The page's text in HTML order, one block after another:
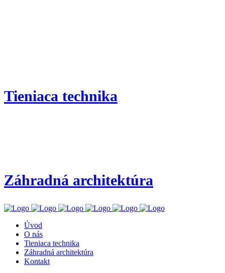
Tieniaca technika
Záhradná architektúra
Úvod
O nás
Tieniaca technika
Záhradná architektúra
Kontakt